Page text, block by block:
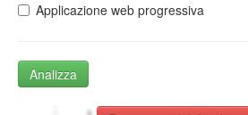
Applicazione web progressiva
Analizza